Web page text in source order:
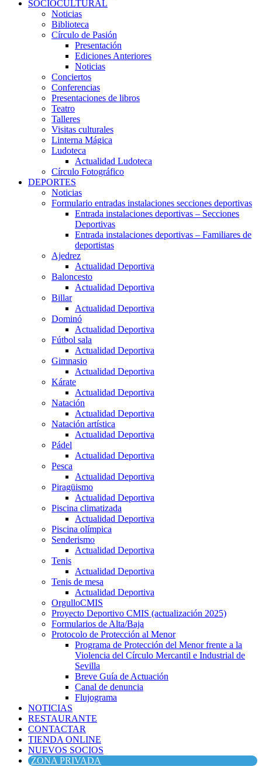
SOCIOCULTURAL
Noticias
Biblioteca
Círculo de Pasión
Presentación
Ediciones Anteriores
Noticias
Conciertos
Conferencias
Presentaciones de libros
Teatro
Talleres
Visitas culturales
Linterna Mágica
Ludoteca
Actualidad Ludoteca
Círculo Fotográfico
DEPORTES
Noticias
Formulario entradas instalaciones secciones deportivas
Entrada instalaciones deportivas – Secciones
Deportivas
Entrada instalaciones deportivas – Familiares de
deportistas
Ajedrez
Actualidad Deportiva
Baloncesto
Actualidad Deportiva
Billar
Actualidad Deportiva
Dominó
Actualidad Deportiva
Fútbol sala
Actualidad Deportiva
Gimnasio
Actualidad Deportiva
Kárate
Actualidad Deportiva
Natación
Actualidad Deportiva
Natación artística
Actualidad Deportiva
Pádel
Actualidad Deportiva
Pesca
Actualidad Deportiva
Piragüismo
Actualidad Deportiva
Piscina climatizada
Actualidad Deportiva
Piscina olímpica
Senderismo
Actualidad Deportiva
Tenis
Actualidad Deportiva
Tenis de mesa
Actualidad Deportiva
OrgulloCMIS
Proyecto Deportivo CMIS (actualización 2025)
Formularios de Alta/Baja
Protocolo de Protección al Menor
Programa de Protección del Menor frente a la
Violencia del Círculo Mercantil e Industrial de
Sevilla
Breve Guía de Actuación
Canal de denuncia
Flujograma
NOTICIAS
RESTAURANTE
CONTACTAR
TIENDA ONLINE
NUEVOS SOCIOS
ZONA PRIVADA